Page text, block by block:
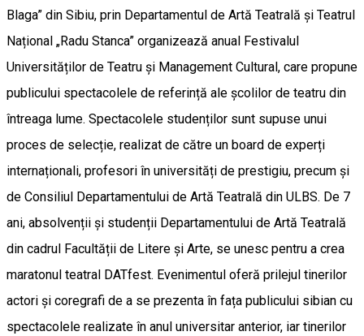
Blaga” din Sibiu, prin Departamentul de Artă Teatrală și Teatrul
Național „Radu Stanca” organizează anual Festivalul
Universităților de Teatru și Management Cultural, care propune
publicului spectacolele de referință ale școlilor de teatru din
întreaga lume. Spectacolele studenților sunt supuse unui
proces de selecție, realizat de către un board de experți
internaționali, profesori în universități de prestigiu, precum și
de Consiliul Departamentului de Artă Teatrală din ULBS. De 7
ani, absolvenții și studenții Departamentului de Artă Teatrală
din cadrul Facultății de Litere și Arte, se unesc pentru a crea
maratonul teatral DATfest. Evenimentul oferă prilejul tinerilor
actori și coregrafi de a se prezenta în fața publicului sibian cu
spectacolele realizate în anul universitar anterior, iar tinerilor